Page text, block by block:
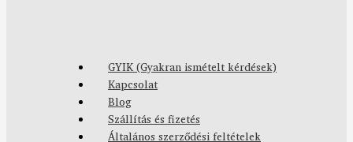
GYIK (Gyakran ismételt kérdések)
Kapcsolat
Blog
Szállítás és fizetés
Általános szerződési feltételek